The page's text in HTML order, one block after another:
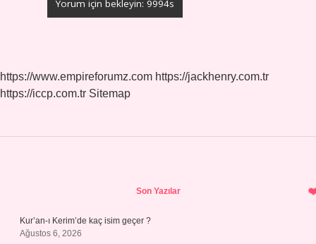
https://www.empireforumz.com https://jackhenry.com.tr
https://iccp.com.tr Sitemap
Son Yazılar
Kur’an-ı Kerim’de kaç isim geçer ?
Ağustos 6, 2026